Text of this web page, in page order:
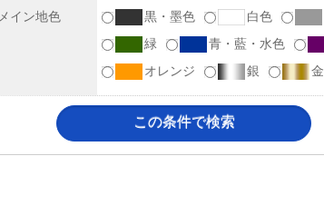
メイン地色 黒・墨色 白色
緑
青・藍・水色
オレンジ
銀 金